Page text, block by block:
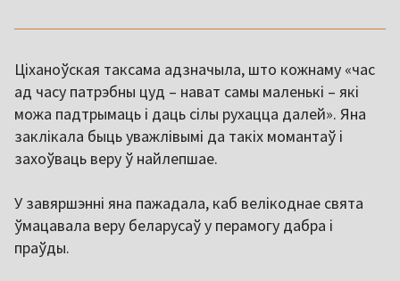
Ціханоўская таксама адзначыла, што кожнаму «час
ад часу патрэбны цуд – нават самы маленькі – які
можа падтрымаць і даць сілы рухацца далей». Яна
заклікала быць уважлівымі да такіх момантаў і
захоўваць веру ў найлепшае.
У завяршэнні яна пажадала, каб велікоднае свята
ўмацавала веру беларусаў у перамогу дабра і
праўды.